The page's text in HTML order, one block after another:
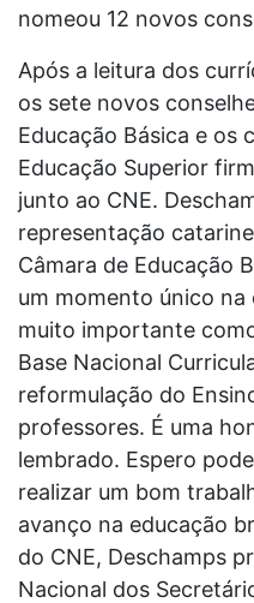
nomeou 12 novos
Após a leitura dos
os sete novos
Educação Básica e os
Educação Superior
junto ao CNE.
representação
Câmara de Educação
um momento único na
muito importante
Base Nacional
reformulação do
professores. É uma
lembrado. Espero
realizar um bom
avanço na educação
do CNE, Deschamps
Nacional dos